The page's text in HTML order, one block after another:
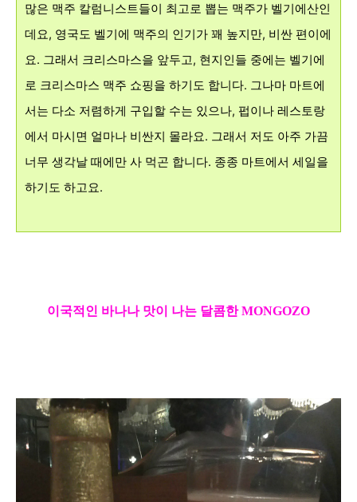
많은 맥주 칼럼니스트들이 최고로 뽑는 맥주가 벨기에산인
데요, 영국도 벨기에 맥주의 인기가 꽤 높지만, 비싼 편이에
요. 그래서 크리스마스을 앞두고, 현지인들 중에는 벨기에
로 크리스마스 맥주 쇼핑을 하기도 합니다. 그나마 마트에
서는 다소 저렴하게 구입할 수는 있으나, 펍이나 레스토랑
에서 마시면 얼마나 비싼지 몰라요. 그래서 저도 아주 가끔
너무 생각날 때에만 사 먹곤 합니다. 종종 마트에서 세일을
하기도 하고요.
이국적인 바나나 맛이 나는 달콤한 MONGOZO